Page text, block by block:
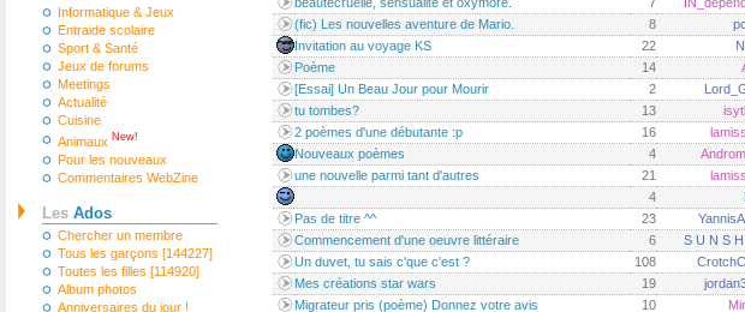
Informatique & Jeux
Entraide scolaire
Sport & Santé
Jeux de forums
Meetings
Actualité
Cuisine
Animaux New!
Pour les nouveaux
Commentaires WebZine
Les Ados
Chercher un membre
Tous les garçons [144227]
Toutes les filles [114920]
Album photos
Anniversaires du jour !
(fic) Les nouvelles aventure de Mario.
8
Invitation au voyage KS
22
Poème
14
[Essai] Un Beau Jour pour Mourir
2
tu tombes?
13
2 poèmes d'une débutante :p
16
Nouveaux poèmes
4
une nouvelle parmi tant d'autres
21
4
Pas de titre ^^
23
Commencement d'une oeuvre littéraire
6 S U N S
Un duvet, tu sais c'que c'est ?
108
Mes créations star wars
19
Migrateur pris (poème) Donnez votre avis
10